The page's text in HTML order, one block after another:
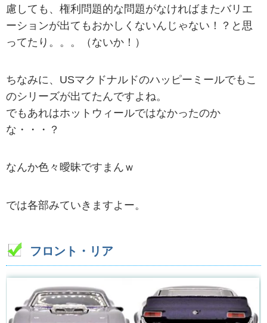
慮しても、権利問題的な問題がなければまたバリエ
ーションが出てもおかしくないんじゃない！？と思
ってたり。。。（ないか！）
ちなみに、USマクドナルドのハッピーミールでもこ
のシリーズが出てたんですよね。
でもあれはホットウィールではなかったのか
な・・・？
なんか色々曖昧ですまんｗ
では各部みていきますよー。
フロント・リア